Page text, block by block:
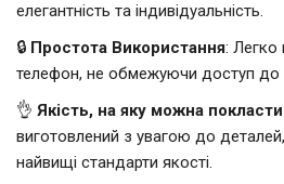
елегантність та індивідуальність.
🔒 Простота Використання: Легко
телефон, не обмежуючи доступ до
👌 Якість, на яку можна
виготовлений з увагою до
найвищі стандарти якості.